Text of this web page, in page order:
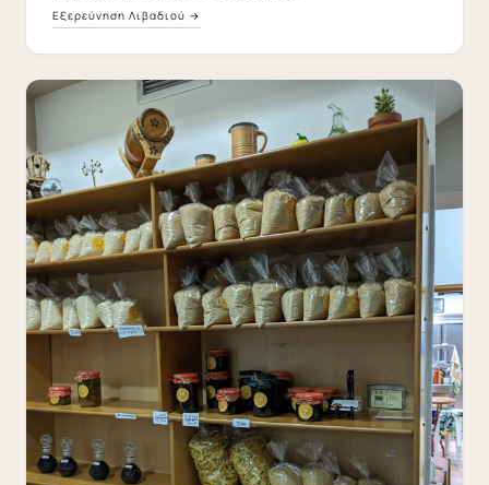
Εξερεύνηση Λιβαδιού →